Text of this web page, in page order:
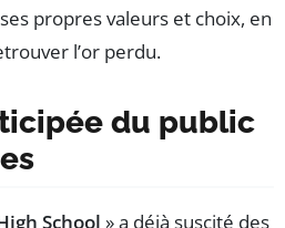
propres valeurs et choix, en
l’or perdu.
du public
School » a déjà suscité des